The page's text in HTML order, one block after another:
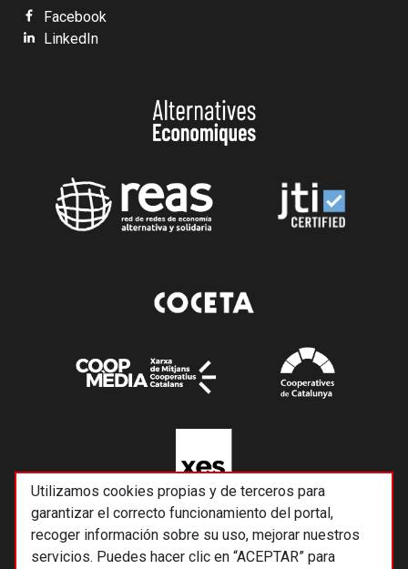
Utilizamos cookies propias y de terceros para
garantizar el correcto funcionamiento del portal,
recoger información sobre su uso, mejorar nuestros
servicios. Puedes hacer clic en “ACEPTAR” para
Facebook
LinkedIn